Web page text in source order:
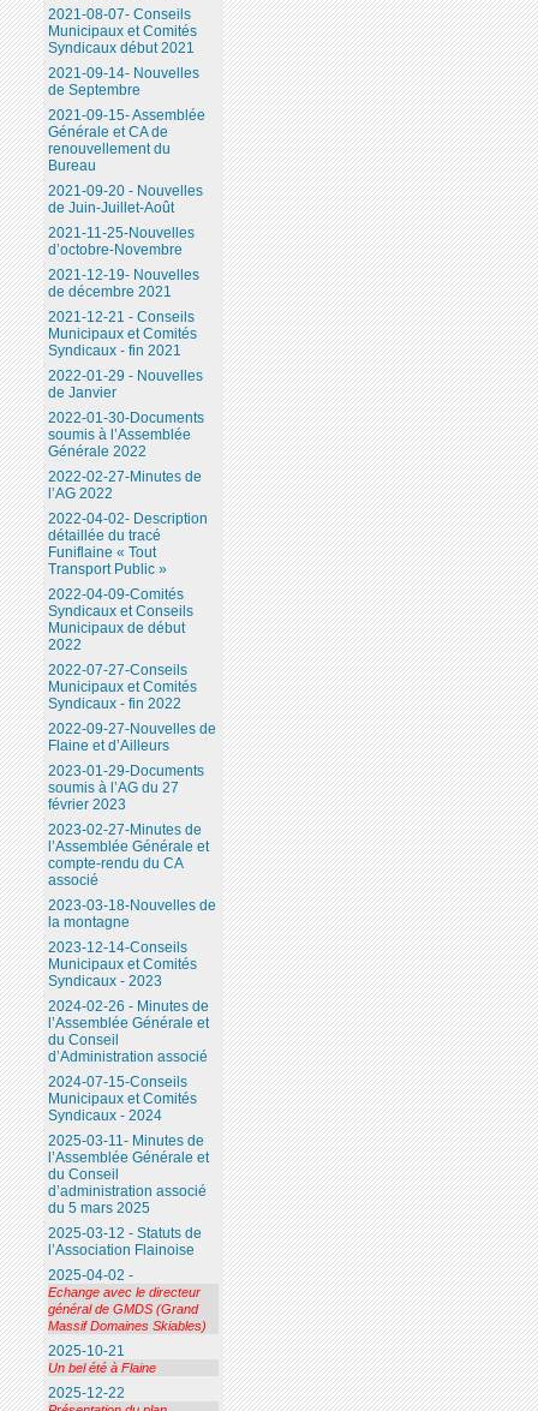
2021-08-07- Conseils
Municipaux et Comités
Syndicaux début 2021
2021-09-14- Nouvelles
de Septembre
2021-09-15- Assemblée
Générale et CA de
renouvellement du
Bureau
2021-09-20 - Nouvelles
de Juin-Juillet-Août
2021-11-25-Nouvelles
d’octobre-Novembre
2021-12-19- Nouvelles
de décembre 2021
2021-12-21 - Conseils
Municipaux et Comités
Syndicaux - fin 2021
2022-01-29 - Nouvelles
de Janvier
2022-01-30-Documents
soumis à l’Assemblée
Générale 2022
2022-02-27-Minutes de
l’AG 2022
2022-04-02- Description
détaillée du tracé
Funiflaine « Tout
Transport Public »
2022-04-09-Comités
Syndicaux et Conseils
Municipaux de début
2022
2022-07-27-Conseils
Municipaux et Comités
Syndicaux - fin 2022
2022-09-27-Nouvelles de
Flaine et d’Ailleurs
2023-01-29-Documents
soumis à l’AG du 27
février 2023
2023-02-27-Minutes de
l’Assemblée Générale et
compte-rendu du CA
associé
2023-03-18-Nouvelles de
la montagne
2023-12-14-Conseils
Municipaux et Comités
Syndicaux - 2023
2024-02-26 - Minutes de
l’Assemblée Générale et
du Conseil
d’Administration associé
2024-07-15-Conseils
Municipaux et Comités
Syndicaux - 2024
2025-03-11- Minutes de
l’Assemblée Générale et
du Conseil
d’administration associé
du 5 mars 2025
2025-03-12 - Statuts de
l’Association Flainoise
2025-04-02 -
Echange avec le directeur
général de GMDS (Grand
Massif Domaines Skiables)
2025-10-21
Un bel été à Flaine
2025-12-22